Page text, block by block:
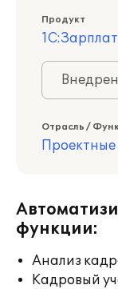
Продукт
Отрасль /
функции:
Анализ
Кадровый